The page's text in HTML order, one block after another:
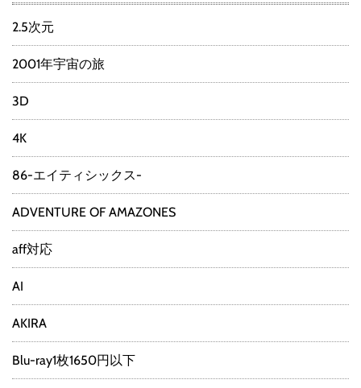
2.5次元
2001年宇宙の旅
3D
4K
86-エイティシックス-
ADVENTURE OF AMAZONES
aff対応
AI
AKIRA
Blu-ray1枚1650円以下